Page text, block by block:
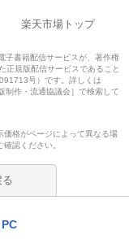
てしまう理由と注意
理由
楽天市場トップ
子書籍配信サービスが、著作権
正規版配信サービスであること
号）です。詳しくは
制作・流通協議会］で検索して
価格がページによって異なる場
認ください。
る
PC